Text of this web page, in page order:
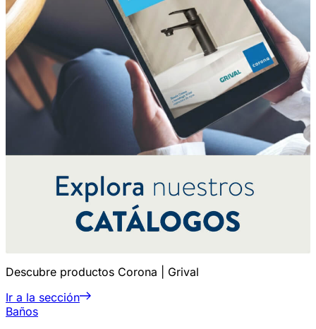
Descubre productos Corona | Grival
Ir a la sección
Baños